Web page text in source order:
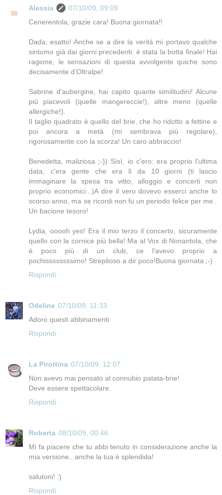
Alessia
07/10/09, 09:09
Cenerentola, grazie cara! Buona giornata!!
Dada, esatto! Anche se a dire la verità mi portavo qualche
sintomo già dai giorni precedenti: è stata la botta finale! Hai
ragione, le sensazioni di questa avvolgente quiche sono
decisamente d'Oltralpe!
Sabrine d'aubergine, hai capito quante similitudini! Alcune
più piacevoli (quelle mangereccie!), altre meno (quelle
allergiche!).
Il taglio quadrato è quello del brie, che ho ridotto a fettine e
poi ancora a metà (mi sembrava più regolare),
rigorosamente con la scorza! Un caro abbraccio!
Benedetta, maliziosa ;-)) Sìsì, io c'ero: era proprio l'ultima
data, c'era gente che era lì da 10 giorni (ti lascio
immaginare la spesa tra vitto, alloggio e concerti non
proprio economici...)A dire il vero dovevo esserci anche lo
scorso anno, ma se ricordi non fu un periodo felice per me..
Un bacione tesoro!
Lydia, ooooh yes! Era il mio terzo il concerto, sicuramente
quello con la cornice più bella! Ma al Vox di Nonantola, che
è poco più di un club, ce l'avevo proprio a
pochissssssssimo! Strepitoso a dir poco!Buona giornata ;-)
Rispondi
Odeline 07/10/09, 11:33
Adoro questi abbinamenti
Rispondi
La Pirottina 07/10/09, 12:07
Non avevo mai pensato al connubio patata-brie!
Deve essere spettacolare.
Rispondi
Roberta 08/10/09, 00:46
Mi fa piacere che tu abbi tenuto in considerazione anche la
mia versione...anche la tua è splendida!
salutoni! :)
Rispondi